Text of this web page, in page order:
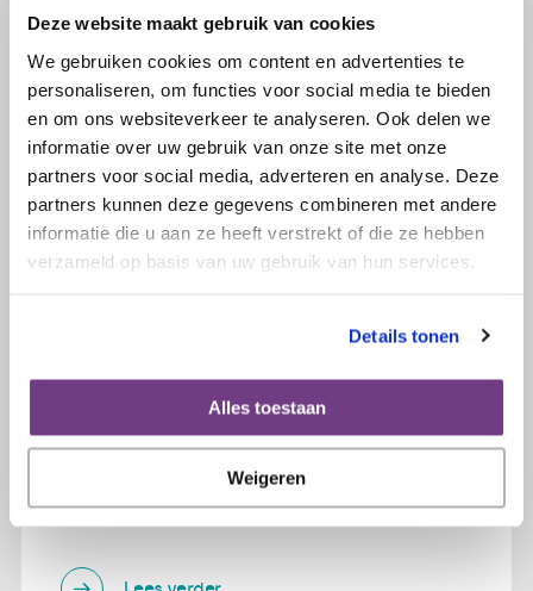
Deze website maakt gebruik van cookies
We gebruiken cookies om content en advertenties te
personaliseren, om functies voor social media te bieden
en om ons websiteverkeer te analyseren. Ook delen we
informatie over uw gebruik van onze site met onze
partners voor social media, adverteren en analyse. Deze
partners kunnen deze gegevens combineren met andere
informatie die u aan ze heeft verstrekt of die ze hebben
verzameld op basis van uw gebruik van hun services.
Details tonen
Alles toestaan
Weigeren
20 september 2021
Jolanda loopt de Deur tot Deurloop
uit!